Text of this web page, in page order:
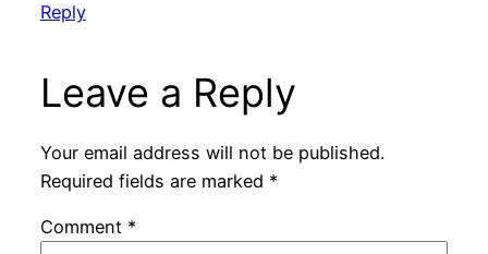
Reply
Leave a Reply
Your email address will not be published.
Required fields are marked *
Comment *